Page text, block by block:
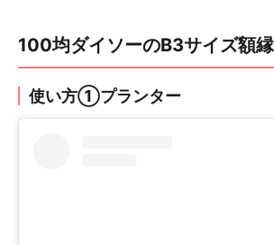
100均ダイソーのB3サイズ額
使い方①プランター